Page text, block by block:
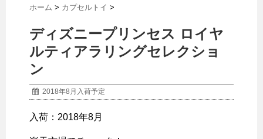
ホーム > カプセルトイ >
ディズニープリンセス ロイヤ
ルティアラリングセレクショ
ン
2018年8月入荷予定
入荷：2018年8月